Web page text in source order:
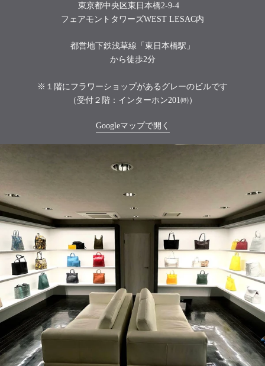
東京都中央区東日本橋2-9-4
フェアモントタワーズWEST LESAC内
都営地下鉄浅草線「東日本橋駅」
から徒歩2分
※１階にフラワーショップがあるグレーのビルです
（受付２階：インターホン201㈺）
Googleマップで開く